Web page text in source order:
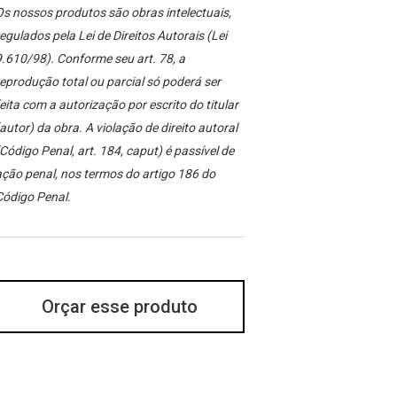
nossos produtos são obras intelectuais,
pela Lei de Direitos Autorais (Lei
98). Conforme seu art. 78, a
total ou parcial só poderá ser
com a autorização por escrito do titular
da obra. A violação de direito autoral
Penal, art. 184, caput) é passível de
penal, nos termos do artigo 186 do
Penal.
Orçar esse produto